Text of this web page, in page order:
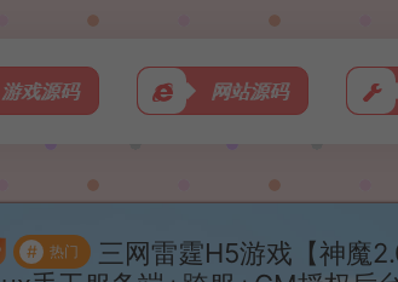
游戏源码 网站源码
# 热门
三网雷霆H5游戏【神魔